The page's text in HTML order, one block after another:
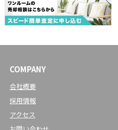
COMPANY
会社概要
採用情報
アクセス